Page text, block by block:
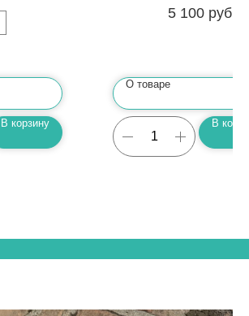
В корзину
5 100 руб.
О товаре
В